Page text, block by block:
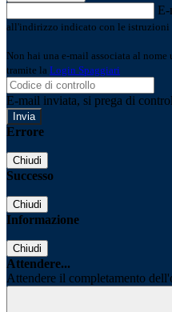
E-
all'indirizzo indicato con le istruzioni
Non hai una e-mail associata al
tramite la Login Spaggiari
E-mail inviata, si prega di
Errore
Chiudi
Successo
Chiudi
Informazione
Chiudi
Attendere...
Attendere il completamento